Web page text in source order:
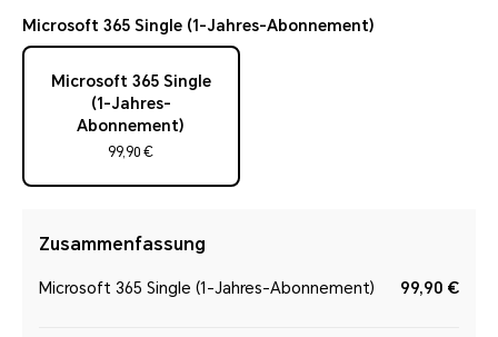
Microsoft 365 Single (1-Jahres-Abonnement)
Microsoft 365 Single
(1-Jahres-
Abonnement)
99,90 €
Zusammenfassung
Microsoft 365 Single (1-Jahres-Abonnement) 99,90 €